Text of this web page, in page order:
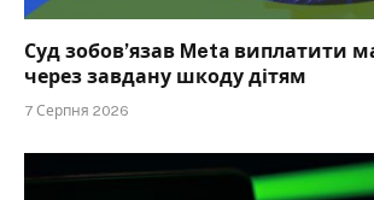
Суд зобов’язав Meta виплатити
через завдану шкоду дітям
7 Серпня 2026